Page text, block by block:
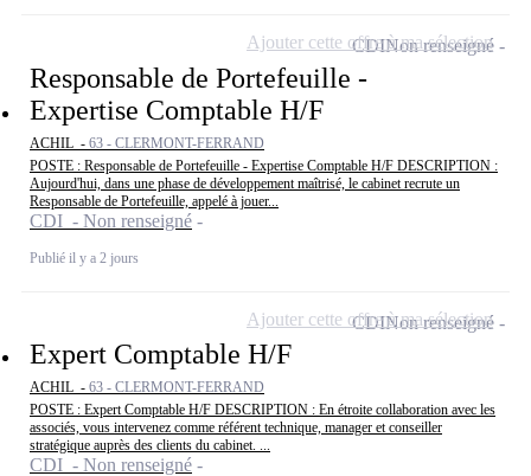
Responsable de Portefeuille -
Expertise Comptable H/F
ACHIL - 63 - CLERMONT-FERRAND
POSTE : Responsable de Portefeuille - Expertise Comptable H/F DESCRIPTION :
Aujourd'hui, dans une phase de développement maîtrisé, le cabinet recrute un
Responsable de Portefeuille, appelé à jouer...
CDI - Non renseigné
Publié il y a 2 jours
CDINon renseigné
Ajouter cette offre à ma sélection
Expert Comptable H/F
ACHIL - 63 - CLERMONT-FERRAND
POSTE : Expert Comptable H/F DESCRIPTION : En étroite collaboration avec les
associés, vous intervenez comme référent technique, manager et conseiller
stratégique auprès des clients du cabinet. ...
CDI - Non renseigné
CDINon renseigné
Ajouter cette offre à ma sélection